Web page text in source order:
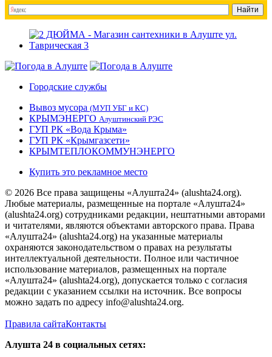
Городские службы
Вывоз мусора (МУП УБГ и КС)
КРЫМЭНЕРГО Алуштинский РЭС
ГУП РК «Вода Крыма»
ГУП РК «Крымгазсети»
КРЫМТЕПЛОКОММУНЭНЕРГО
Купить это рекламное место
© 2026 Все права защищены «Алушта24» (alushta24.org).
Любые материалы, размещенные на портале «Алушта24»
(alushta24.org) сотрудниками редакции, нештатными авторами
и читателями, являются объектами авторского права. Права
«Алушта24» (alushta24.org) на указанные материалы
охраняются законодательством о правах на результаты
интеллектуальной деятельности. Полное или частичное
использование материалов, размещенных на портале
«Алушта24» (alushta24.org), допускается только с согласия
редакции с указанием ссылки на источник. Все вопросы
можно задать по адресу info@alushta24.org.
Правила сайтаКонтакты
Алушта 24 в социальных сетях: